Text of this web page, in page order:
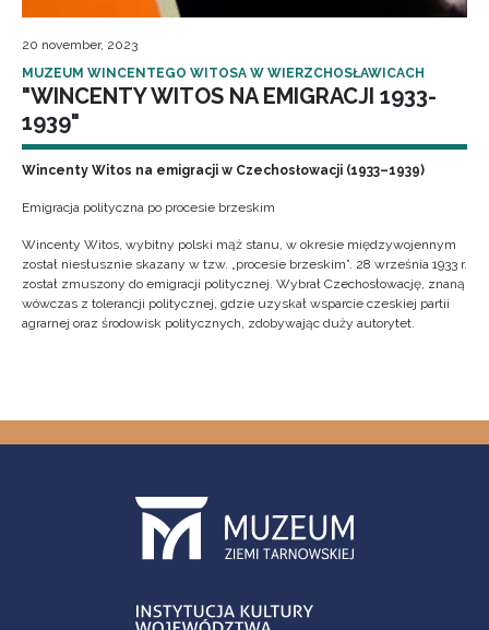
20 november, 2023
MUZEUM WINCENTEGO WITOSA W WIERZCHOSŁAWICACH
"WINCENTY WITOS NA EMIGRACJI 1933-
1939"
Wincenty Witos na emigracji w Czechosłowacji (1933–1939)
Emigracja polityczna po procesie brzeskim
Wincenty Witos, wybitny polski mąż stanu, w okresie międzywojennym
został niesłusznie skazany w tzw. „procesie brzeskim”. 28 września 1933 r.
został zmuszony do emigracji politycznej. Wybrał Czechosłowację, znaną
wówczas z tolerancji politycznej, gdzie uzyskał wsparcie czeskiej partii
agrarnej oraz środowisk politycznych, zdobywając duży autorytet.